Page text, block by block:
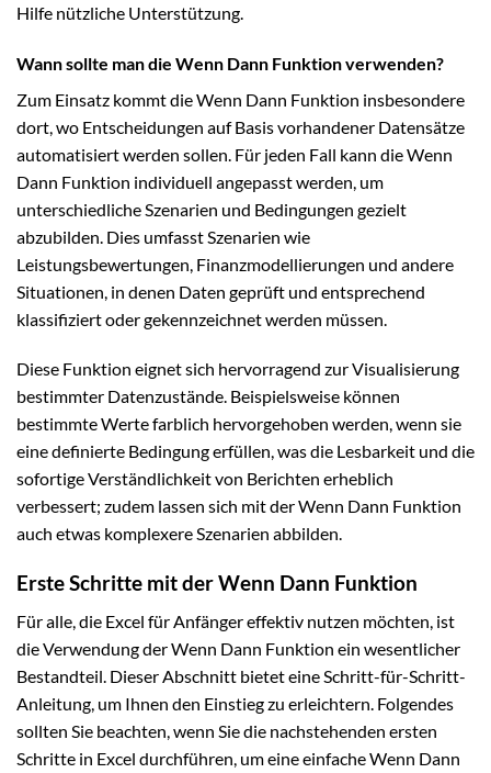
Hilfe nützliche Unterstützung.
Wann sollte man die Wenn Dann Funktion verwenden?
Zum Einsatz kommt die Wenn Dann Funktion insbesondere
dort, wo Entscheidungen auf Basis vorhandener Datensätze
automatisiert werden sollen. Für jeden Fall kann die Wenn
Dann Funktion individuell angepasst werden, um
unterschiedliche Szenarien und Bedingungen gezielt
abzubilden. Dies umfasst Szenarien wie
Leistungsbewertungen, Finanzmodellierungen und andere
Situationen, in denen Daten geprüft und entsprechend
klassifiziert oder gekennzeichnet werden müssen.
Diese Funktion eignet sich hervorragend zur Visualisierung
bestimmter Datenzustände. Beispielsweise können
bestimmte Werte farblich hervorgehoben werden, wenn sie
eine definierte Bedingung erfüllen, was die Lesbarkeit und die
sofortige Verständlichkeit von Berichten erheblich
verbessert; zudem lassen sich mit der Wenn Dann Funktion
auch etwas komplexere Szenarien abbilden.
Erste Schritte mit der Wenn Dann Funktion
Für alle, die Excel für Anfänger effektiv nutzen möchten, ist
die Verwendung der Wenn Dann Funktion ein wesentlicher
Bestandteil. Dieser Abschnitt bietet eine Schritt-für-Schritt-
Anleitung, um Ihnen den Einstieg zu erleichtern. Folgendes
sollten Sie beachten, wenn Sie die nachstehenden ersten
Schritte in Excel durchführen, um eine einfache Wenn Dann